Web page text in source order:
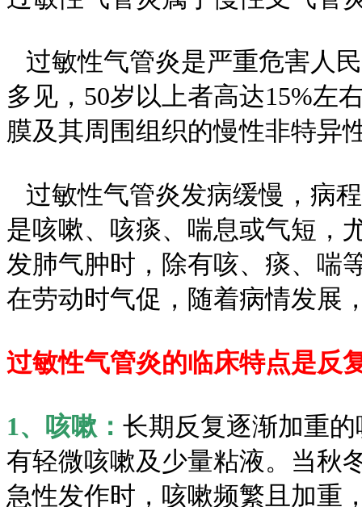
过敏性气管炎是严重危害人
多见，50岁以上者高达15%左
膜及其周围组织的慢性非特异
过敏性气管炎发病缓慢，病
是咳嗽、咳痰、喘息或气短，
发肺气肿时，除有咳、痰、喘
在劳动时气促，随着病情发展
过敏性气管炎的临床特点是反
1、咳嗽： 长期反复逐渐加重
有轻微咳嗽及少量粘液。当秋
急性发作时，咳嗽频繁且加重